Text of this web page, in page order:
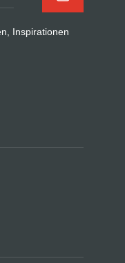
Inspirationen